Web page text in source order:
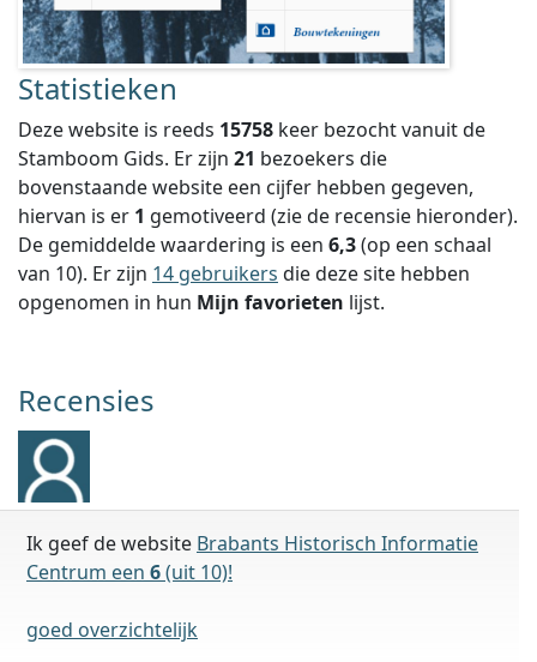
Statistieken
Deze website is reeds 15758 keer bezocht vanuit de
Stamboom Gids. Er zijn 21 bezoekers die
bovenstaande website een cijfer hebben gegeven,
hiervan is er 1 gemotiveerd (zie de recensie hieronder).
De gemiddelde waardering is een 6,3(op een schaal
van 10). Er zijn 14 gebruikers die deze site hebben
opgenomen in hun Mijn favorieten lijst.
Recensies
Ik geef de website Brabants Historisch Informatie
Centrum een 6(uit 10)!
goed overzichtelijk